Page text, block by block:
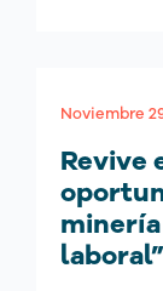
Noviembre
Revive
laboral”